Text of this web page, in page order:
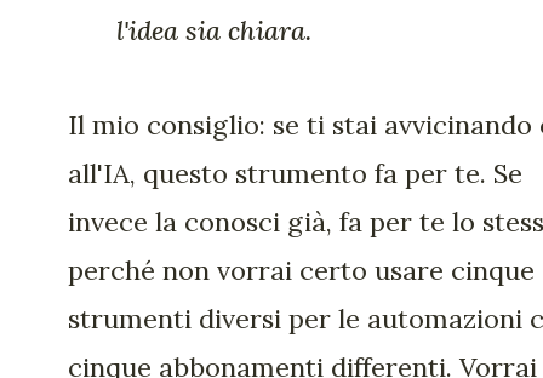
l'idea sia chiara.
Il mio consiglio: se ti stai avvicinando
all'IA, questo strumento fa per te. Se
invece la conosci già, fa per te lo
perché non vorrai certo usare cinque
strumenti diversi per le automazioni
cinque abbonamenti differenti. Vorrai